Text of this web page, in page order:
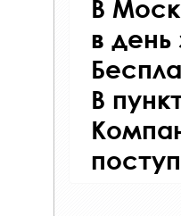
В
в
В